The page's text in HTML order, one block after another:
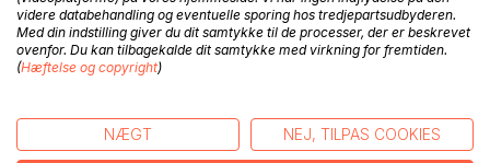
Det handler om en selvstændig sygeplejevidenskab, ikke
om en sygeplejesociologi.
sygeplejevidenskab, er sigtet en videnskab OM sygepleje,
men også FOR sygepleje som praksis.
videre databehandling og eventuelle sporing hos tredjepartsudbyderen.
Med din indstilling giver du dit samtykke til de processer, der er beskrevet
ovenfor. Du kan tilbagekalde dit samtykke med virkning for fremtiden.
(Hæftelse og copyright)
NÆGT NEJ, TILPAS COOKIES